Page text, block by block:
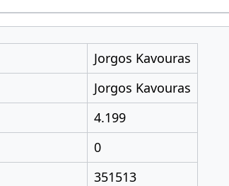
Jorgos Kavouras
Jorgos Kavouras
4.199
0
351513